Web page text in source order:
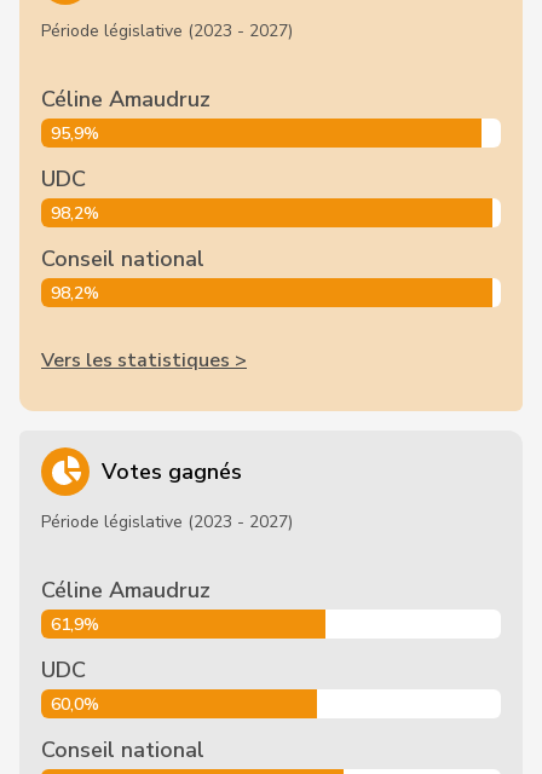
Période législative (2023 - 2027)
Céline Amaudruz
95,9%
UDC
98,2%
Conseil national
98,2%
Vers les statistiques >
Votes gagnés
Période législative (2023 - 2027)
Céline Amaudruz
61,9%
UDC
60,0%
Conseil national